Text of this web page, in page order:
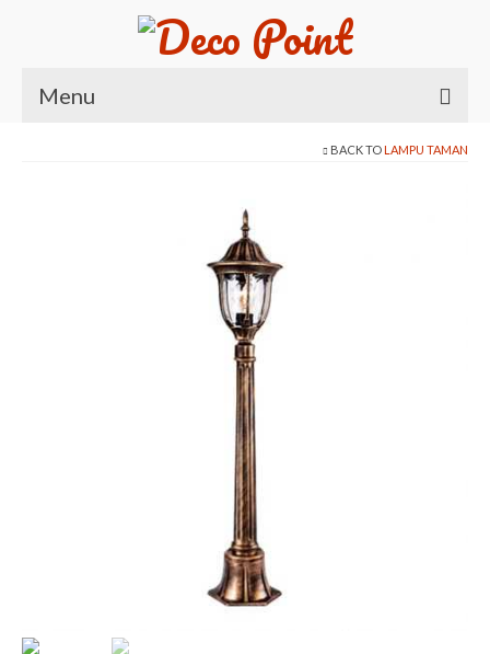
Menu
BACK TOLAMPU TAMAN